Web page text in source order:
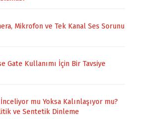
Mikrofon ve Tek Kanal Ses Sorunu
Gate Kullanımı İçin Bir Tavsiye
mu Yoksa Kalınlaşıyor mu?
ve Sentetik Dinleme